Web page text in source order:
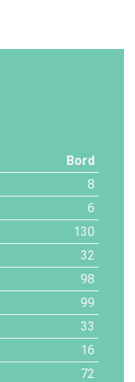
Bord
8
6
130
32
98
99
33
16
72